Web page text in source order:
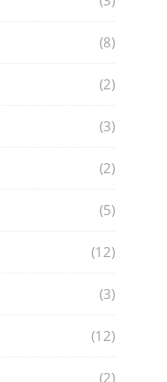
(8)
(2)
(3)
(2)
(5)
(12)
(3)
(12)
(2)